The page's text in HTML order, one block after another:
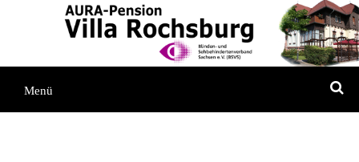
Menü